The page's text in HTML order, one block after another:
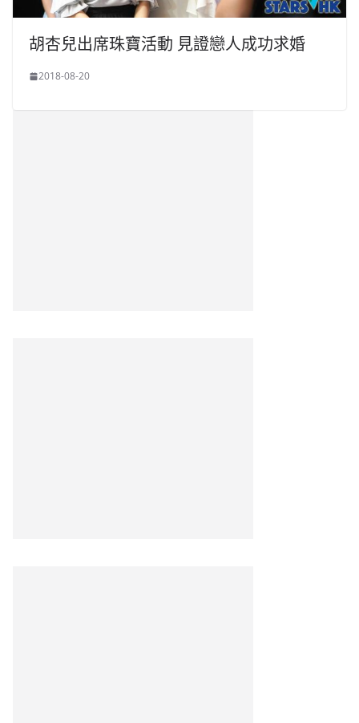
胡杏兒出席珠寶活動 見證戀人成功求婚
2018-08-20